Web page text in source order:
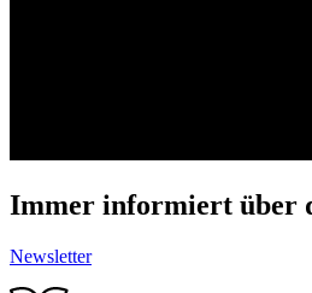
Immer informiert über
Newsletter